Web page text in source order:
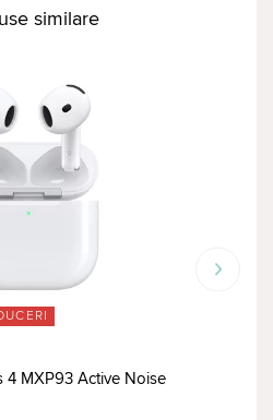
similare
4 MXP93 Active Noise